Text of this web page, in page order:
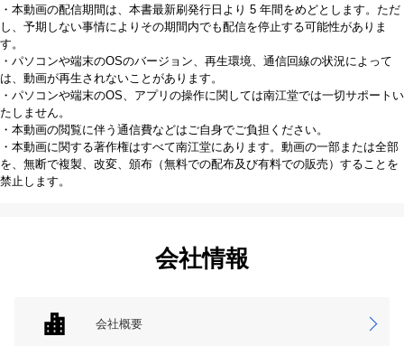
・本動画の配信期間は、本書最新刷発行日より 5 年間をめどとします。ただ
し、予期しない事情によりその期間内でも配信を停止する可能性がありま
す。
・パソコンや端末のOSのバージョン、再生環境、通信回線の状況によって
は、動画が再生されないことがあります。
・パソコンや端末のOS、アプリの操作に関しては南江堂では一切サポートい
たしません。
・本動画の閲覧に伴う通信費などはご自身でご負担ください。
・本動画に関する著作権はすべて南江堂にあります。動画の一部または全部
を、無断で複製、改変、頒布（無料での配布及び有料での販売）することを
禁止します。
会社情報
会社概要